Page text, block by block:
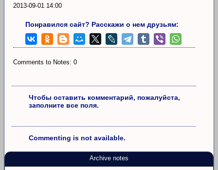
2013-09-01 14:00
Понравился сайт? Расскажи о нем друзьям:
Comments to Notes: 0
Чтобы оставить комментарий, пожалуйста,
заполните все поля.
Commenting is not available.
Archive notes